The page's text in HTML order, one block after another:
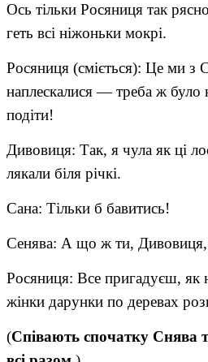
Ось тільки Росяниця так
геть всі ніжоньки мокрі.
Росяниця (сміється): Це ми з
наплескалися — треба ж було
подіти!
Дивовиця: Так, я чула як ці
лякали біля річкі.
Сана: Тільки б бавитись!
Сенява: А що ж ти, Дивовиця,
Росяниця: Все пригадуєш, як
жінки дарунки по деревах
(Співають спочатку Снява